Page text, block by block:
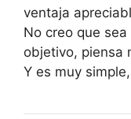
ventaja
No creo que
objetivo, piensa
Y es muy